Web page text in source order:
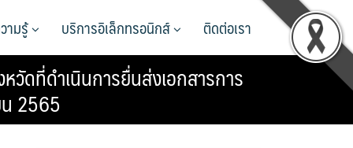
ามรู้ บริการอิเล็กทรอนิกส์ ติดต่อเรา
วัดที่ดำเนินการยื่นส่งเอกสารการ
2565